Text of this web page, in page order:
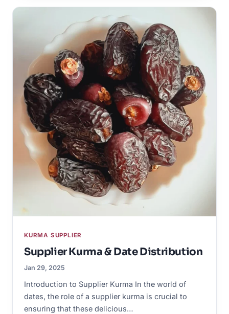
KURMA SUPPLIER
Supplier Kurma & Date Distribution
Jan 29, 2025
Introduction to Supplier Kurma In the world of
dates, the role of a supplier kurma is crucial to
ensuring that these delicious…